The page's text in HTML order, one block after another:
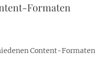
Formaten
Content-Formaten